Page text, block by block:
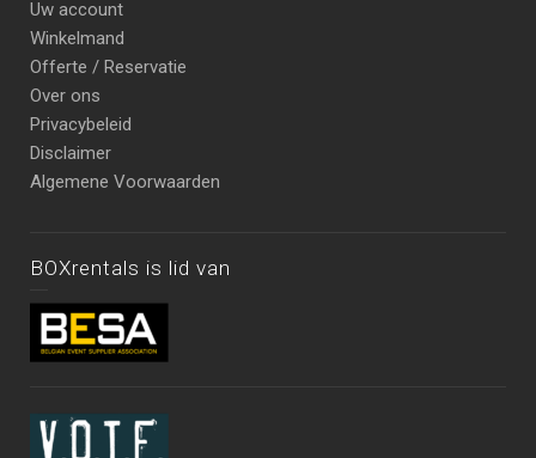
Uw account
Winkelmand
Offerte / Reservatie
Over ons
Privacybeleid
Disclaimer
Algemene Voorwaarden
BOXrentals is lid van